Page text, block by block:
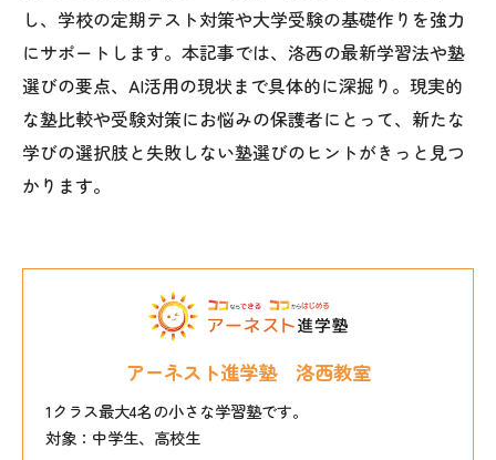
し、学校の定期テスト対策や大学受験の基礎作りを強力
にサポートします。本記事では、洛西の最新学習法や塾
選びの要点、AI活用の現状まで具体的に深掘り。現実的
な塾比較や受験対策にお悩みの保護者にとって、新たな
学びの選択肢と失敗しない塾選びのヒントがきっと見つ
かります。
アーネスト進学塾 洛西教室
1クラス最大4名の小さな学習塾です。
対象：中学生、高校生